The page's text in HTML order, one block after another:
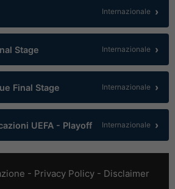
Internazionale ›
Stage Internazionale ›
Final Stage Internazionale ›
UEFA - Playoff Internazionale ›
- Privacy Policy - Disclaimer